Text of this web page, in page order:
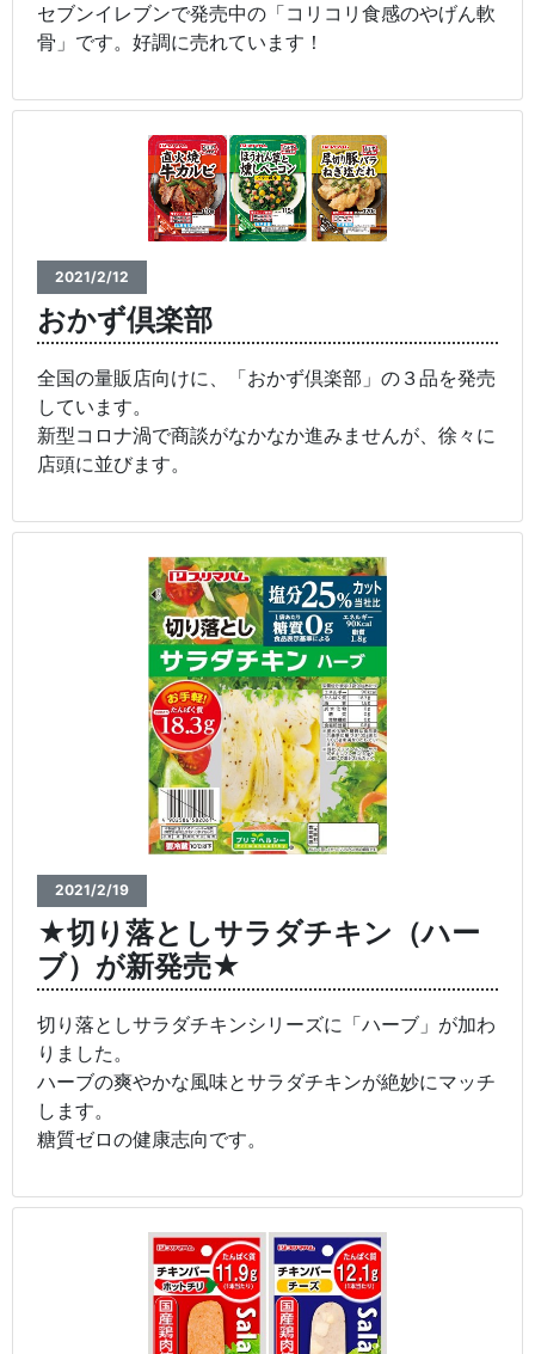
セブンイレブンで発売中の「コリコリ食感のやげん軟
骨」です。好調に売れています！
2021/2/12
おかず倶楽部
全国の量販店向けに、「おかず倶楽部」の３品を発売
しています。
新型コロナ渦で商談がなかなか進みませんが、徐々に
店頭に並びます。
2021/2/19
★切り落としサラダチキン（ハー
ブ）が新発売★
切り落としサラダチキンシリーズに「ハーブ」が加わ
りました。
ハーブの爽やかな風味とサラダチキンが絶妙にマッチ
します。
糖質ゼロの健康志向です。